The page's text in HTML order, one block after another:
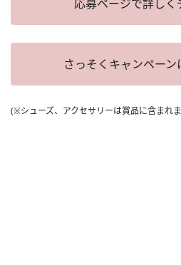
応募ページで詳し
さっそくキャンペー
(※シューズ、アクセサリーは賞品に含まれ